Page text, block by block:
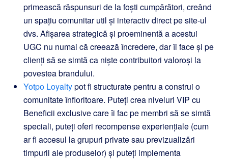
primească răspunsuri de la foști cumpărători, creând
un spațiu comunitar util și interactiv direct pe site-ul
dvs. Afișarea strategică și proeminentă a acestui
UGC nu numai că creează încredere, dar îi face și pe
clienți să se simtă ca niște contribuitori valoroși la
povestea brandului.
Yotpo Loyaltypot fi structurate pentru a construi o
comunitate înfloritoare. Puteți crea niveluri VIP cu
Beneficii exclusive care îi fac pe membri să se simtă
speciali, puteți oferi recompense experiențiale (cum
ar fi accesul la grupuri private sau previzualizări
timpurii ale produselor) și puteți implementa